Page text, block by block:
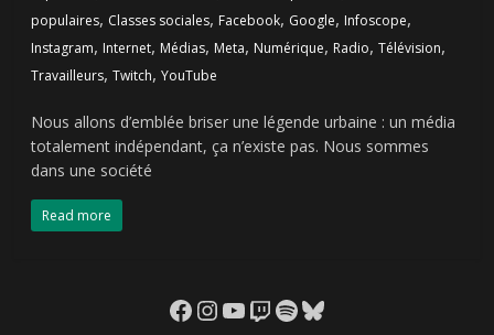
populaires, Classes sociales, Facebook, Google, Infoscope,
Instagram, Internet, Médias, Meta, Numérique, Radio,Télévision,
Travailleurs,Twitch,YouTube
Nous allons d’emblée briser une légende urbaine : un média
totalement indépendant, ça n’existe pas. Nous sommes
dans une société
Read more
Facebook
Instagram
YouTube
Twitch
Spotify
Bluesky